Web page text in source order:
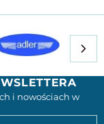
i nowościach w